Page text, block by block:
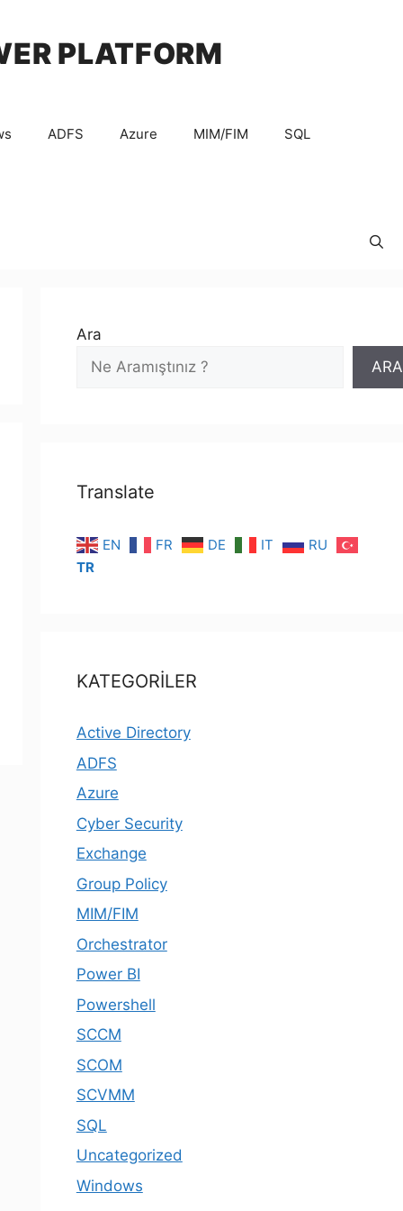
PLATFORM
ADFS Azure MIM/FIM SQL
Ara
ARA
Translate
EN FR DE IT
RU
TR
KATEGORİLER
Active Directory
ADFS
Azure
Cyber Security
Exchange
Group Policy
MIM/FIM
Orchestrator
Power BI
Powershell
SCCM
SCOM
SCVMM
SQL
Uncategorized
Windows